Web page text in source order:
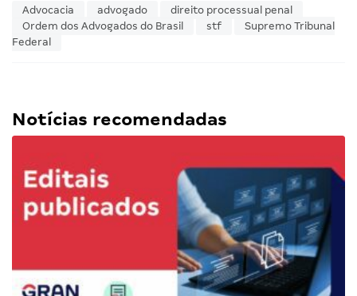
Advocacia advogado
direito processual penal
Ordem dos Advogados do Brasil
stf
Supremo Tribunal
Federal
Notícias recomendadas